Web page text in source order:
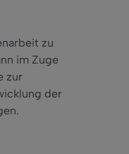
zu
im Zuge
zur
der